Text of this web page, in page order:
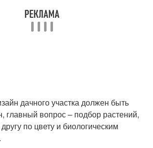
дачного участка должен быть
главный вопрос – подбор растений,
по цвету и биологическим